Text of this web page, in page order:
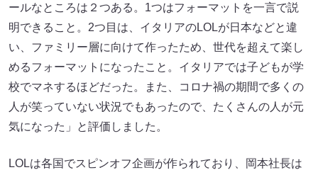
ールなところは２つある。1つはフォーマットを一言で説
明できること。2つ目は、イタリアのLOLが日本などと違
い、ファミリー層に向けて作ったため、世代を超えて楽し
めるフォーマットになったこと。イタリアでは子どもが学
校でマネするほどだった。また、コロナ禍の期間で多くの
人が笑っていない状況でもあったので、たくさんの人が元
気になった」と評価しました。
LOLは各国でスピンオフ企画が作られており、岡本社長は